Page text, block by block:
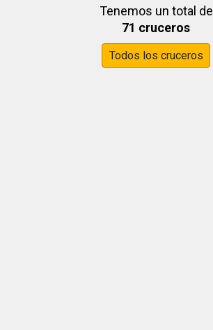
Tenemos un total de
71 cruceros
Todos los cruceros